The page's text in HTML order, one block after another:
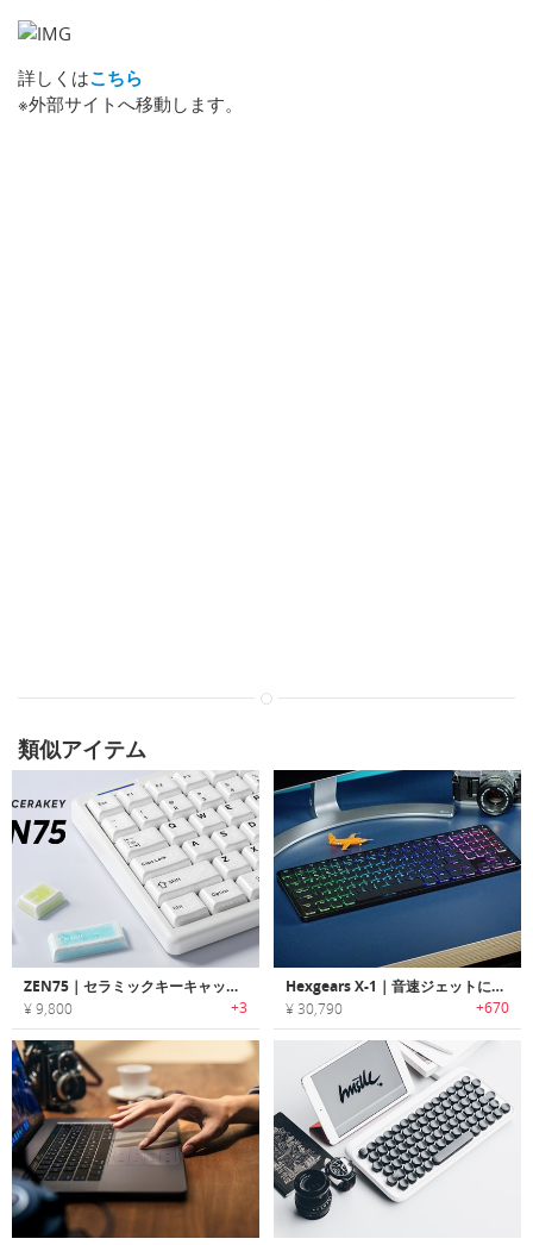
詳しくはこちら
※外部サイトへ移動します。
類似アイテム
ZEN75｜セラミックキーキャップのロープロファイルキーボード
¥ 9,800 +3
Hexgears X-1｜音速ジェットにインスパイアされた軽量/薄型メカニカルキーボード「X-1」
¥ 30,790 +670